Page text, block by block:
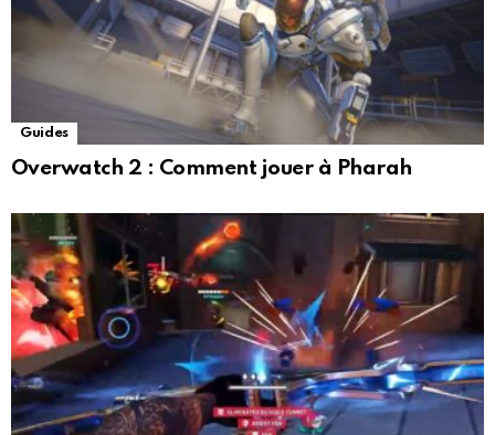
Guides
Overwatch 2 : Comment jouer à Pharah